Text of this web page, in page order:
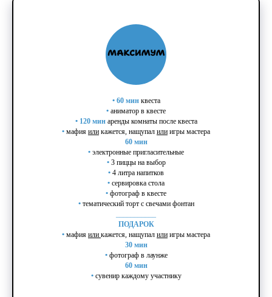
• 60 мин квеста
• аниматор в квесте
• 120 минаренды комнаты после квеста
• мафия или кажется, нащупал или игры мастера
60 мин
• электронные пригласительные
• 3 пиццы на выбор
• 4 литра напитков
• сервировка стола
• фотограф в квесте
• тематический торт с свечами фонтан
ПОДАРОК
• мафия или кажется, нащупал или игры мастера
30 мин
• фотограф в лаунже
60 мин
• сувенир каждому участнику